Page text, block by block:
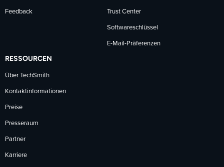
Feedback Trust Center
Softwareschlüssel
E-Mail-Präferenzen
RESSOURCEN
Über TechSmith
Kontaktinformationen
Preise
Presseraum
Partner
Karriere